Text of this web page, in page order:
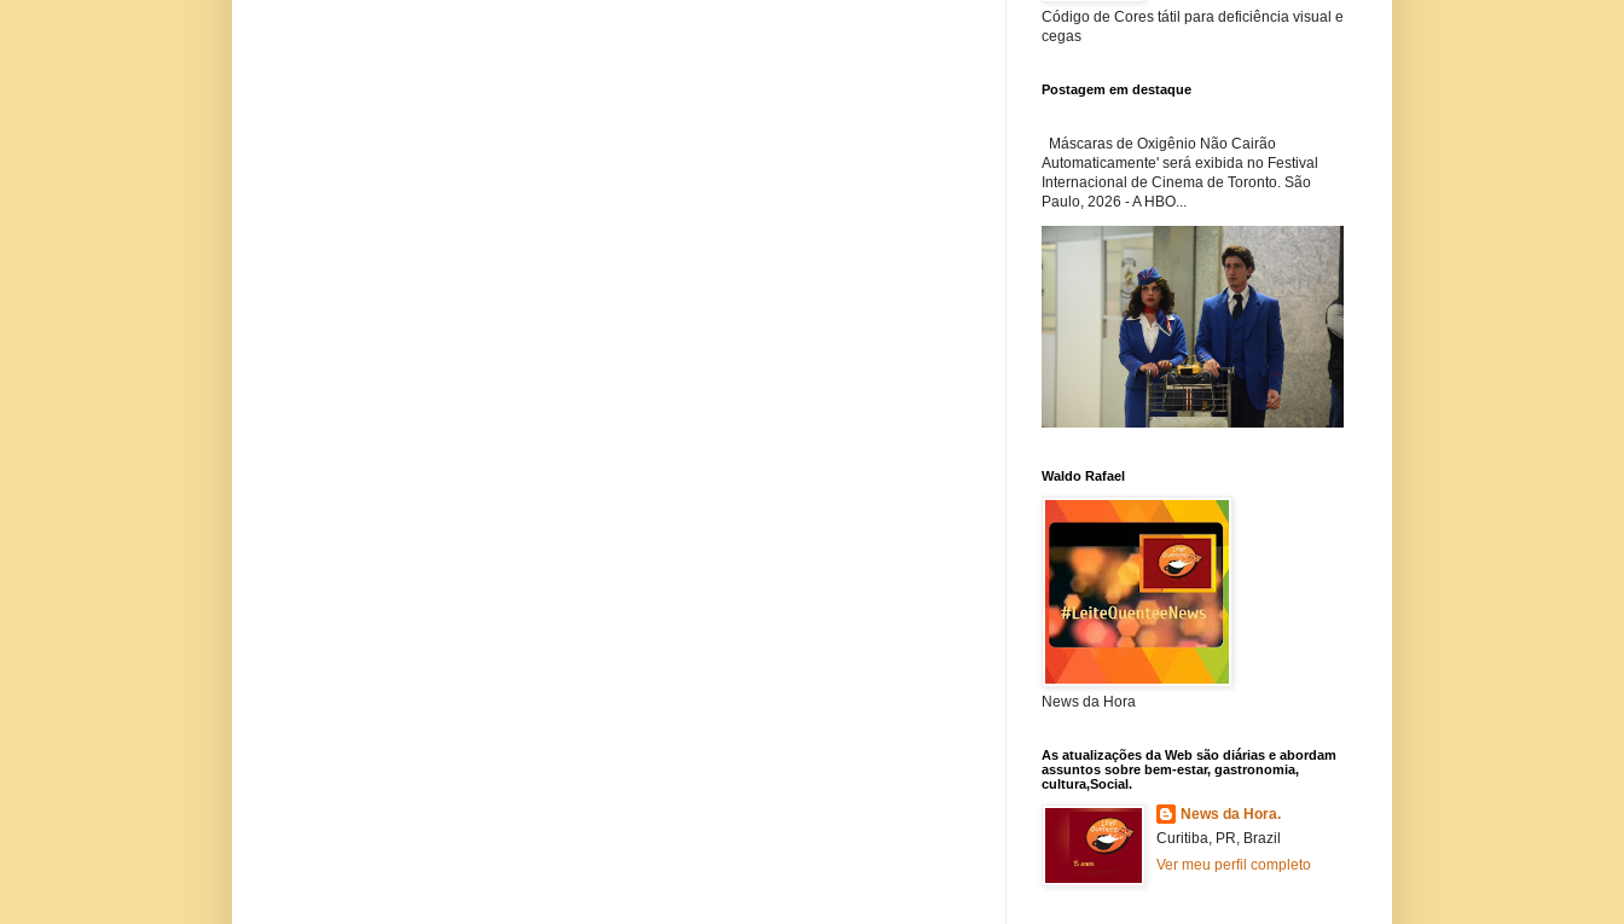
Código de Cores tátil para deficiência visual e
cegas
Postagem em destaque
Máscaras de Oxigênio Não Cairão
Automaticamente' será exibida no Festival
Internacional de Cinema de Toronto. São
Paulo, 2026 - A HBO...
Waldo Rafael
News da Hora
As atualizações da Web são diárias e abordam
assuntos sobre bem-estar, gastronomia,
cultura,Social.
News da Hora.
Curitiba, PR, Brazil
Ver meu perfil completo